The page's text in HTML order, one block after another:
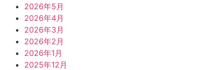
2026年5月
2026年4月
2026年3月
2026年2月
2026年1月
2025年12月